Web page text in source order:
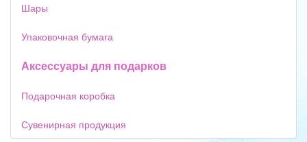
Шары
Упаковочная бумага
Аксессуары для подарков
Подарочная коробка
Сувенирная продукция